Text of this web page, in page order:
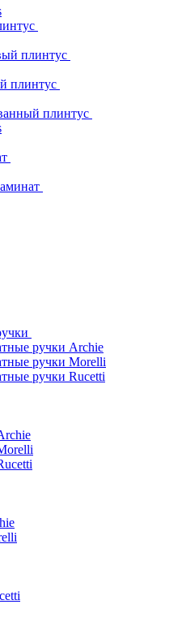
плинтус
плинтус
плинтус
ручки Archie
ручки Morelli
ручки Rucetti